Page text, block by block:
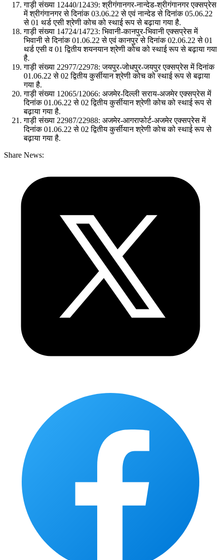
गाड़ी संख्या 12440/12439: श्रीगंगानगर-नान्देड-श्रीगंगानगर एक्सप्रेस
में श्रीगंगानगर से दिनांक 03.06.22 से एवं नान्देड से दिनांक 05.06.22
से 01 थर्ड एसी श्रेणी कोच को स्थाई रूप से बढ़ाया गया है.
गाड़ी संख्या 14724/14723: भिवानी-कानपुर-भिवानी एक्सप्रेस में
भिवानी से दिनांक 01.06.22 से एवं कानपुर से दिनांक 02.06.22 से 01
थर्ड एसी व 01 द्वितीय शयनयान श्रेणी कोच को स्थाई रूप से बढ़ाया गया
है.
गाड़ी संख्या 22977/22978: जयपुर-जोधपुर-जयपुर एक्सप्रेस में दिनांक
01.06.22 से 02 द्वितीय कुर्सीयान श्रेणी कोच को स्थाई रूप से बढ़ाया
गया है.
गाड़ी संख्या 12065/12066: अजमेर-दिल्ली सराय-अजमेर एक्सप्रेस में
दिनांक 01.06.22 से 02 द्वितीय कुर्सीयान श्रेणी कोच को स्थाई रूप से
बढ़ाया गया है.
गाड़ी संख्या 22987/22988: अजमेर-आगराफोर्ट-अजमेर एक्सप्रेस में
दिनांक 01.06.22 से 02 द्वितीय कुर्सीयान श्रेणी कोच को स्थाई रूप से
बढ़ाया गया है.
Share News: